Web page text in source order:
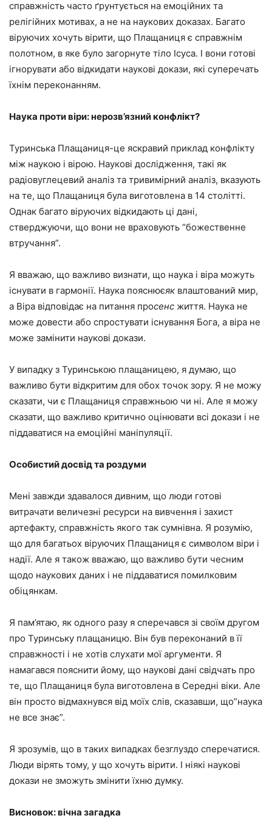
справжність часто ґрунтується на емоційних та
релігійних мотивах, а не на наукових доказах. Багато
віруючих хочуть вірити, що Плащаниця є справжнім
полотном, в яке було загорнуте тіло Ісуса. І вони готові
ігнорувати або відкидати наукові докази, які суперечать
їхнім переконанням.
Наука проти віри: нерозв’язний конфлікт?
Туринська Плащаниця-це яскравий приклад конфлікту
між наукою і вірою. Наукові дослідження, такі як
радіовуглецевий аналіз та тривимірний аналіз, вказують
на те, що Плащаниця була виготовлена в 14 столітті.
Однак багато віруючих відкидають ці дані,
стверджуючи, що вони не враховують “божественне
втручання”.
Я вважаю, що важливо визнати, що наука і віра можуть
існувати в гармонії. Наука пояснюєяк влаштований мир,
а Віра відповідає на питання просенс життя. Наука не
може довести або спростувати існування Бога, а віра не
може замінити наукові докази.
У випадку з Туринською плащаницею, я думаю, що
важливо бути відкритим для обох точок зору. Я не можу
сказати, чи є Плащаниця справжньою чи ні. Але я можу
сказати, що важливо критично оцінювати всі докази і не
піддаватися на емоційні маніпуляції.
Особистий досвід та роздуми
Мені завжди здавалося дивним, що люди готові
витрачати величезні ресурси на вивчення і захист
артефакту, справжність якого так сумнівна. Я розумію,
що для багатьох віруючих Плащаниця є символом віри і
надії. Але я також вважаю, що важливо бути чесним
щодо наукових даних і не піддаватися помилковим
обіцянкам.
Я пам’ятаю, як одного разу я сперечався зі своїм другом
про Туринську плащаницю. Він був переконаний в її
справжності і не хотів слухати мої аргументи. Я
намагався пояснити йому, що наукові дані свідчать про
те, що Плащаниця була виготовлена в Середні віки. Але
він просто відмахнувся від моїх слів, сказавши, що”наука
не все знає”.
Я зрозумів, що в таких випадках безглуздо сперечатися.
Люди вірять тому, у що хочуть вірити. І ніякі наукові
докази не зможуть змінити їхню думку.
Висновок: вічна загадка